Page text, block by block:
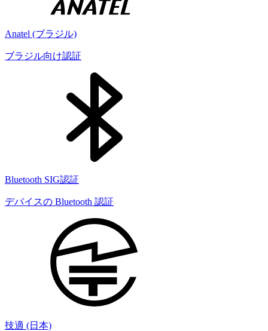
Anatel (ブラジル)
ブラジル向け認証
Bluetooth SIG認証
デバイスの Bluetooth 認証
技適 (日本)